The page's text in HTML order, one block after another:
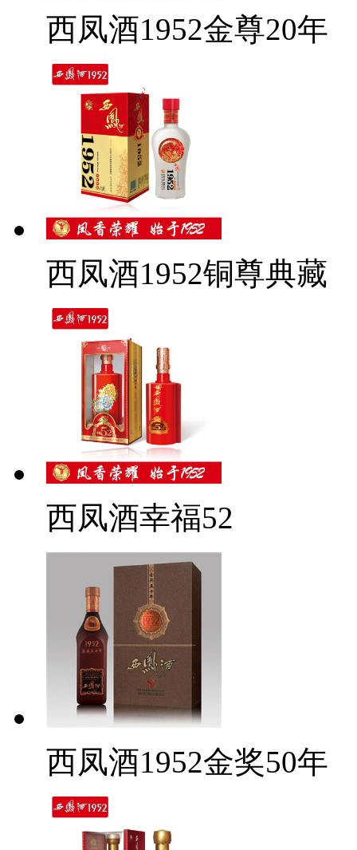
西凤酒1952金尊20年
西凤酒1952铜尊典藏
西凤酒幸福52
西凤酒1952金奖50年